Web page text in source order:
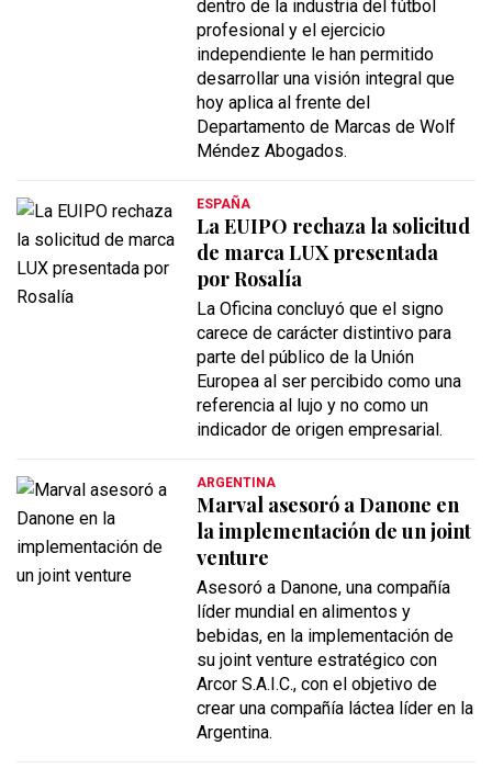
dentro de la industria del fútbol
profesional y el ejercicio
independiente le han permitido
desarrollar una visión integral que
hoy aplica al frente del
Departamento de Marcas de Wolf
Méndez Abogados.
ESPAÑA
La EUIPO rechaza la solicitud
de marca LUX presentada
por Rosalía
La Oficina concluyó que el signo
carece de carácter distintivo para
parte del público de la Unión
Europea al ser percibido como una
referencia al lujo y no como un
indicador de origen empresarial.
ARGENTINA
Marval asesoró a Danone en
la implementación de un joint
venture
Asesoró a Danone, una compañía
líder mundial en alimentos y
bebidas, en la implementación de
su joint venture estratégico con
Arcor S.A.I.C., con el objetivo de
crear una compañía láctea líder en la
Argentina.